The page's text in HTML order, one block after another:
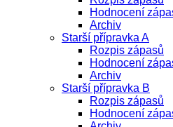
Hodnocení
Archiv
Starší přípravka A
Rozpis zápasů
Hodnocení
Archiv
Starší přípravka B
Rozpis zápasů
Hodnocení